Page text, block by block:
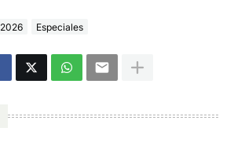
Especiales